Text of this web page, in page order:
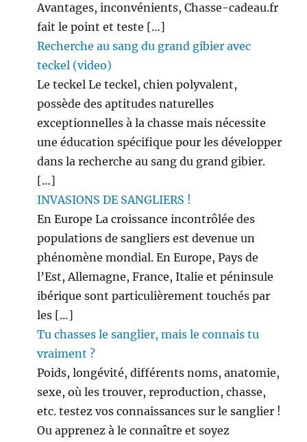
Avantages, inconvénients, Chasse-cadeau.fr
fait le point et teste […]
Recherche au sang du grand gibier avec
teckel (video)
Le teckel Le teckel, chien polyvalent,
possède des aptitudes naturelles
exceptionnelles à la chasse mais nécessite
une éducation spécifique pour les développer
dans la recherche au sang du grand gibier.
[…]
INVASIONS DE SANGLIERS !
En Europe La croissance incontrôlée des
populations de sangliers est devenue un
phénomène mondial. En Europe, Pays de
l’Est, Allemagne, France, Italie et péninsule
ibérique sont particulièrement touchés par
les […]
Tu chasses le sanglier, mais le connais tu
vraiment ?
Poids, longévité, différents noms, anatomie,
sexe, où les trouver, reproduction, chasse,
etc. testez vos connaissances sur le sanglier !
Ou apprenez à le connaître et soyez